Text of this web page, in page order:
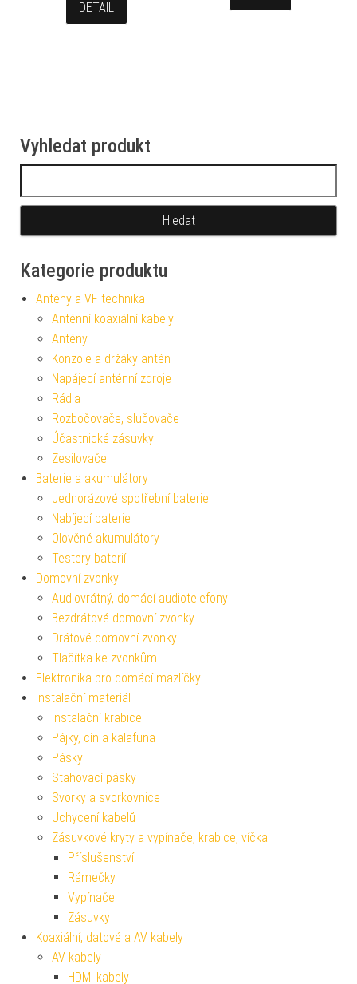
DETAIL
Vyhledat produkt
Kategorie produktu
Antény a VF technika
Anténní koaxiální kabely
Antény
Konzole a držáky antén
Napájecí anténní zdroje
Rádia
Rozbočovače, slučovače
Účastnické zásuvky
Zesilovače
Baterie a akumulátory
Jednorázové spotřební baterie
Nabíjecí baterie
Olověné akumulátory
Testery baterií
Domovní zvonky
Audiovrátný, domácí audiotelefony
Bezdrátové domovní zvonky
Drátové domovní zvonky
Tlačítka ke zvonkům
Elektronika pro domácí mazlíčky
Instalační materiál
Instalační krabice
Pájky, cín a kalafuna
Pásky
Stahovací pásky
Svorky a svorkovnice
Uchycení kabelů
Zásuvkové kryty a vypínače, krabice, víčka
Příslušenství
Rámečky
Vypínače
Zásuvky
Koaxiální, datové a AV kabely
AV kabely
HDMI kabely